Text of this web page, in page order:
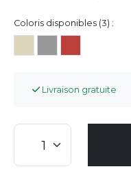
Coloris disponibles (3) :
Livraison gratuite